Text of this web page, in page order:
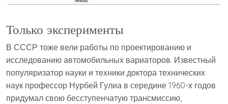
Только эксперименты
В СССР тоже вели работы по проектированию и
исследованию автомобильных вариаторов. Известный
популяризатор науки и техники доктора технических
наук профессор Нурбей Гулиа в середине 1960-х годов
придумал свою бесступенчатую трансмиссию,